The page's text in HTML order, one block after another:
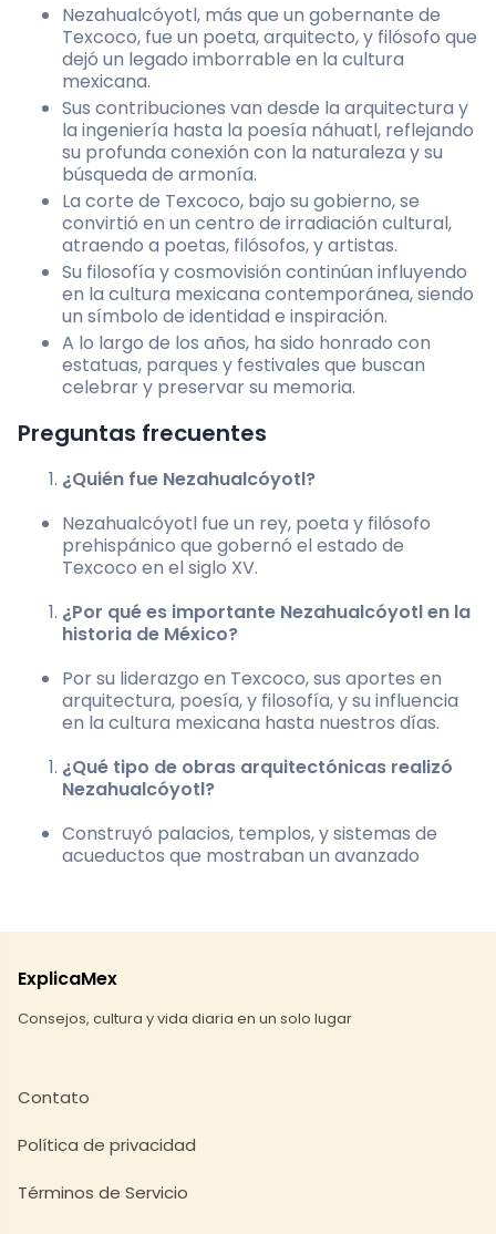
Nezahualcóyotl, más que un gobernante de
Texcoco, fue un poeta, arquitecto, y filósofo que
dejó un legado imborrable en la cultura
mexicana.
Sus contribuciones van desde la arquitectura y
la ingeniería hasta la poesía náhuatl, reflejando
su profunda conexión con la naturaleza y su
búsqueda de armonía.
La corte de Texcoco, bajo su gobierno, se
convirtió en un centro de irradiación cultural,
atraendo a poetas, filósofos, y artistas.
Su filosofía y cosmovisión continúan influyendo
en la cultura mexicana contemporánea, siendo
un símbolo de identidad e inspiración.
A lo largo de los años, ha sido honrado con
estatuas, parques y festivales que buscan
celebrar y preservar su memoria.
Preguntas frecuentes
¿Quién fue Nezahualcóyotl?
Nezahualcóyotl fue un rey, poeta y filósofo
prehispánico que gobernó el estado de
Texcoco en el siglo XV.
¿Por qué es importante Nezahualcóyotl en la
historia de México?
Por su liderazgo en Texcoco, sus aportes en
arquitectura, poesía, y filosofía, y su influencia
en la cultura mexicana hasta nuestros días.
¿Qué tipo de obras arquitectónicas realizó
Nezahualcóyotl?
Construyó palacios, templos, y sistemas de
acueductos que mostraban un avanzado
ExplicaMex
Consejos, cultura y vida diaria en un solo lugar
Contato
Política de privacidad
Términos de Servicio